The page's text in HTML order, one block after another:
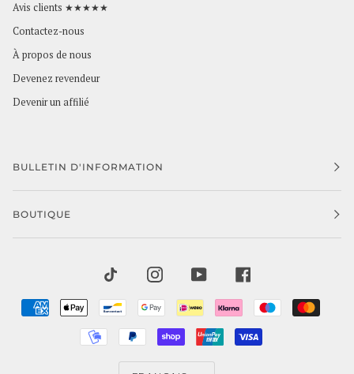
Avis clients ★★★★★
Contactez-nous
À propos de nous
Devenez revendeur
Devenir un affilié
BULLETIN D'INFORMATION
BOUTIQUE
TIKTOK INSTAGRAMYOUTUBE
AMERICANAPPLE
BANCONTACT
GOOGLEIDEAL KLARNA MAESTRO
MOBILEPAY
PAYPAL
SHOPIFY UNIONPAY
LANGUE